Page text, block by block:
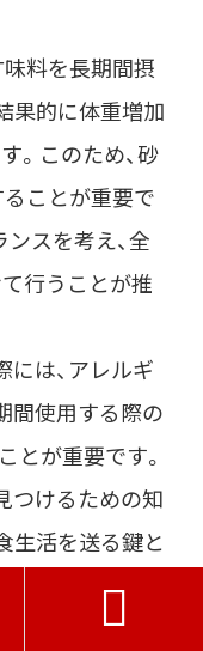
味料を長期間摂
果的に体重増加
。このため、砂
ることが重要で
スを考え、全
行うことが推
には、アレルギ
間使用する際の
とが重要です。
つけるための知
生活を送る鍵と
＆ナッツ食
